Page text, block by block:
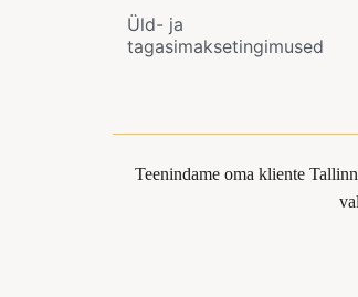
Üld- ja
tagasimaksetingimused
Teenindame oma kliente